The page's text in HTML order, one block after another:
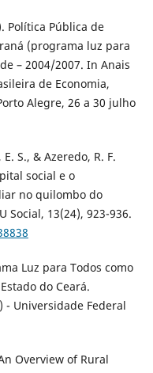
Política Pública de
(programa luz para
– 2004/2007. In Anais
de Economia,
Alegre, 26 a 30 julho
S., & Azeredo, R. F.
social e o
no quilombo do
Social, 13(24), 923-936.
Luz para Todos como
do Ceará.
- Universidade Federal
Overview of Rural